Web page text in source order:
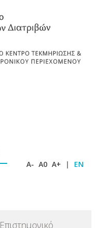
A- A0 A+ | EN
Επιστημονικό